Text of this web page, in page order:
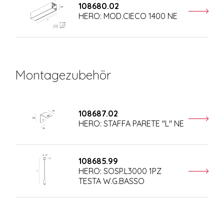
108680.02
HERO: MOD.CIECO 1400 NE
Montagezubehör
108687.02
HERO: STAFFA PARETE "L" NE
108685.99
HERO: SOSP.L3000 1PZ
TESTA W.G.BASSO